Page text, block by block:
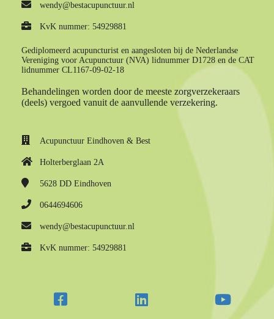
wendy@bestacupunctuur.nl
KvK nummer: 54929881
Gediplomeerd acupuncturist en aangesloten bij de Nederlandse
Vereniging voor Acupunctuur (NVA) lidnummer D1728 en de CAT
lidnummer CL1167-09-02-18
Behandelingen worden door de meeste zorgverzekeraars
(deels) vergoed vanuit de aanvullende verzekering.
Acupunctuur Eindhoven & Best
Holterberglaan 2A
5628 DD Eindhoven
0644694606
wendy@bestacupunctuur.nl
KvK nummer: 54929881